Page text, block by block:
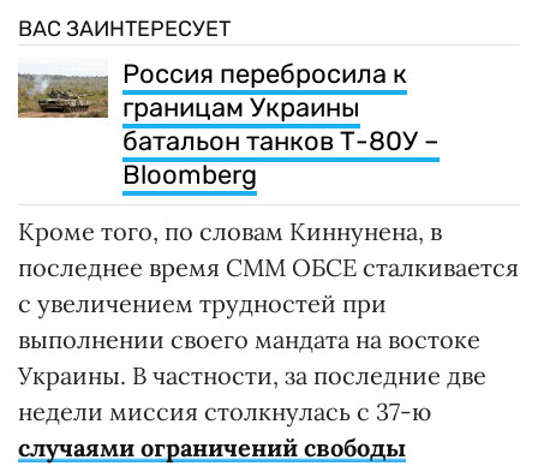
ВАС ЗАИНТЕРЕСУЕТ
Россия перебросила к
границам Украины
батальон танков Т-80У –
Bloomberg
Кроме того, по словам Киннунена, в
последнее время СММ ОБСЕ сталкивается
с увеличением трудностей при
выполнении своего мандата на востоке
Украины. В частности, за последние две
недели миссия столкнулась с 37-ю
случаями ограничений свободы